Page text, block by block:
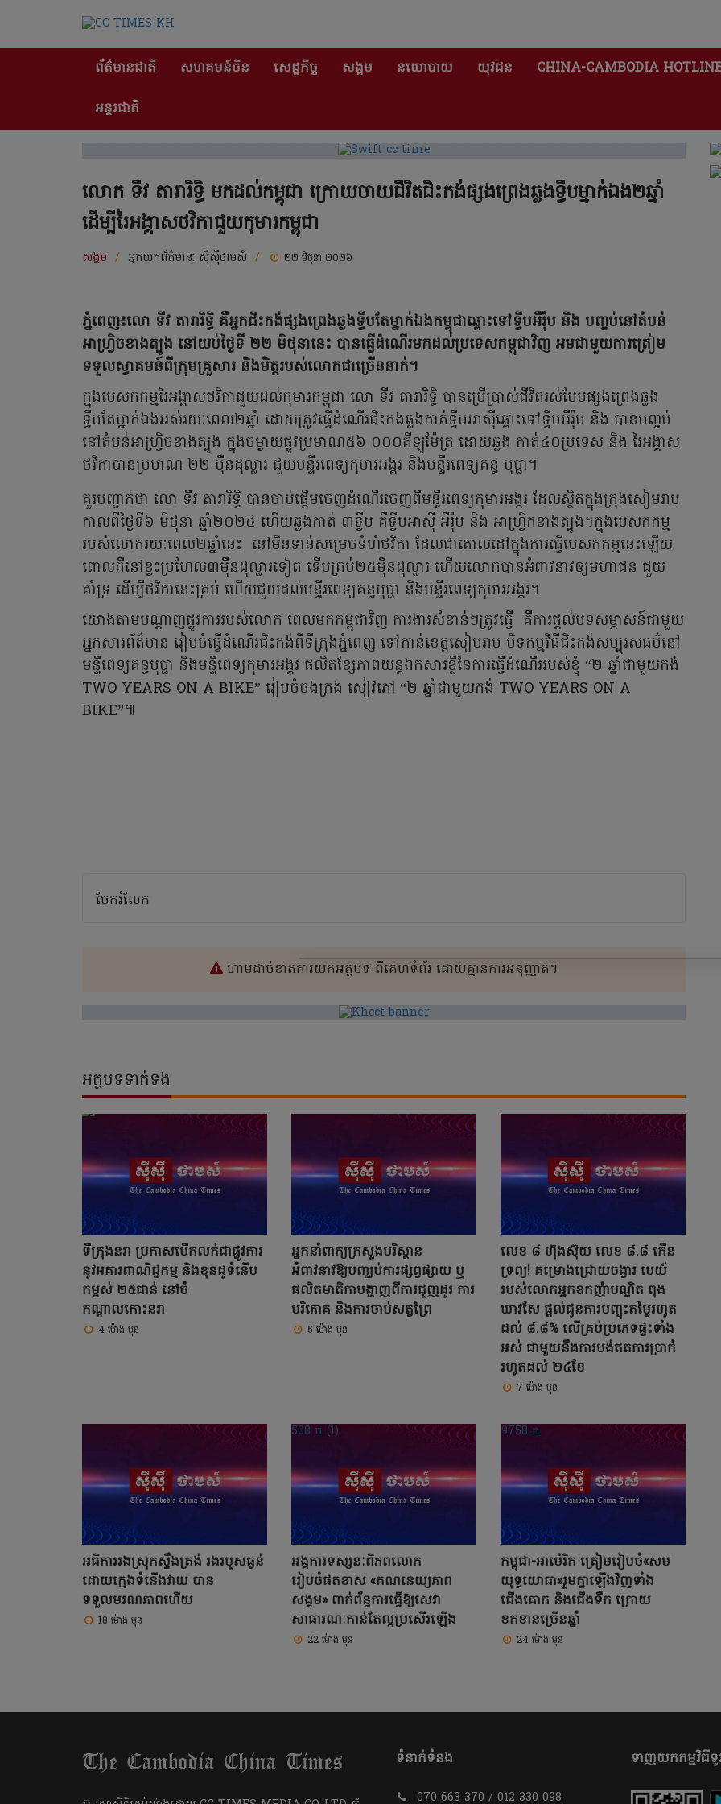
ព័ត៌មានជាតិ សហគមន៍ចិន សេដ្ឋកិច្ច សង្គម នយោបាយ យុវជន CHINA-CAMBODIA
អន្តរជាតិ
លោក ទីវ តារារិទ្ធិ មកដល់កម្ពុជា ក្រោយចាយជីវិតជិះកង់ផ្សងព្រេងឆ្លងទ្វីបម្នាក់ឯង២ឆ្នាំ
ដើម្បីរៃអង្គាសថវិកាជួយកុមារកម្ពុជា
សង្គម / អ្នកយកព័ត៌មាន: ស៊ីស៊ីថាមស៍ / ២២ មិថុនា ២០២៦
ភ្នំពេញ៖លោ ទីវ តារារិទ្ធិ គឺអ្នកជិះកង់ផ្សងព្រេងឆ្លងទ្វីបតែម្នាក់ឯងកម្ពុជាឆ្ពោះទៅទ្វីបអឺរ៉ុប និង បញ្ចប់នៅតំបន់
អាហ្រ្វិចខាងត្បូង នៅយប់ថ្ងៃទី ២២ មិថុនានេះ បានធ្វើដំណើរមកដល់ប្រទេសកម្ពុជាវិញ អមជាមួយការត្រៀម
ទទួលស្វាគមន៍ពីក្រុមគ្រួសារ និងមិត្តរបស់លោកជាច្រើននាក់។
ក្នុងបេសកកម្មរៃអង្គាសថវិកាជួយដល់កុមារកម្ពុជា លោ ទីវ តារារិទ្ធិ បានប្រើប្រាស់ជីវិតរស់បែបផ្សងព្រេងឆ្លង
ទ្វីបតែម្នាក់ឯងអស់រយៈពេល២ឆ្នាំ ដោយត្រូវធ្វើដំណើរជិះកងឆ្លងកាត់ទ្វីបអាស៊ីឆ្ពោះទៅទ្វីបអឺរ៉ុប និង បានបញ្ចប់
នៅតំបន់អាហ្រ្វិចខាងត្បូង ក្នុងចម្ងាយផ្លូវប្រមាណ៥៦ ០០០គីឡូម៉ែត្រ ដោយឆ្លង កាត់៤០ប្រទេស និង រៃអង្គាស
ថវិកាបានប្រមាណ ២២ ម៉ឺនដុល្លារ ជួយមន្ទីរពេទ្យកុមារអង្គរ និងមន្ទីរពេទ្យគន្ធ បុប្ផា។
គួរបញ្ជាក់ថា លោ ទីវ តារារិទ្ធិ បានចាប់ផ្ដើមចេញដំណើរចេញពីមន្ទីរពេទ្យកុមារអង្គរ ដែលស្ថិតក្នុងក្រុងសៀមរាប
កាលពីថ្ងៃទី៦ មិថុនា ឆ្នាំ២០២៤ ហើយឆ្លងកាត់ ៣ទ្វីប គឺទ្វីបអាស៊ី អឺរ៉ុប និង អាហ្វ្រិកខាងត្បូង។ក្នុងបេសកកម្ម
របស់លោករយៈពេល២ឆ្នាំនេះ នៅមិនទាន់សម្រេចទំហំថវិកា ដែលជាគោលដៅក្នុងការធ្វើបេសកកម្មនេះឡើយ
ពោលគឺនៅខ្វះប្រហែល៣ម៉ឺនដុល្លារទៀត ទើបគ្រប់២៥ម៉ឺនដុល្លារ ហើយលោកបានអំពាវនាវឲ្យមហាជន ជួយ
គាំទ្រ ដើម្បីថវិកានេះគ្រប់ ហើយជួយដល់មន្ទីរពេទ្យគន្ធបុប្ផា និងមន្ទីរពេទ្យកុមារអង្គរ។
យោងតាមបណ្តាញផ្លូវការរបស់លោក ពេលមកកម្ពុជាវិញ ការងារសំខាន់ៗត្រូវធ្វើ គឺការផ្តល់បទសម្ភាសន៍ជាមួយ
អ្នកសារព័ត៌មាន រៀបចំធ្វើដំណើរជិះកង់ពីទីក្រុងភ្នំពេញ ទៅកាន់ខេត្តសៀមរាប បិទកម្មវិធីជិះកង់សប្បុរសធម៌នៅ
មន្ទីពេទ្យគន្ធបុប្ផា និងមន្ទីពេទ្យកុមារអង្គរ ផលិតខ្សែភាពយន្តឯកសារខ្លីនៃការធ្វើដំណើររបស់ខ្ញុំ “២ ឆ្នាំជាមួយកង់
TWO YEARS ON A BIKE” រៀបចំចងក្រង សៀវភៅ “២ ឆ្នាំជាមួយកង់ TWO YEARS ON A
BIKE”៕
ចែករំលែក
ហាមដាច់ខាតការយកអត្ថបទ ពីគេហទំព័រ ដោយគ្មានការអនុញ្ញាត។
អត្ថបទទាក់ទង
ទីក្រុងនរា ប្រកាសបើកលក់ជាផ្លូវការ
នូវអគារពាណិជ្ជកម្ម និងខុនដូទំនើប
កម្ពស់ ២៥ជាន់ នៅចំ
កណ្តាលកោះនរា
4 ម៉ោង មុន
អ្នកនាំពាក្យក្រសួងបរិស្ថាន
អំពាវនាវឱ្យបញ្ឈប់ការផ្សព្វផ្សាយ ឬ
ផលិតមាតិកាបង្ហាញពីការជួញដូរ ការ
បរិភោគ និងការចាប់សត្វព្រៃ
5 ម៉ោង មុន
លេខ ៨ ហ៊ុងស៊ុយ លេខ ៨.៨ កើន
ទ្រព្យ! គម្រោងជ្រោយចង្វារ បេយ៍
របស់លោកអ្នកឧកញ៉ាបណ្ឌិត ពុង
ឃាវសែ ផ្តល់ជូនការបញ្ចុះតម្លៃរហូត
ដល់ ៨.៨% លើគ្រប់ប្រភេទផ្ទះទាំង
អស់ ជាមួយនឹងការបង់ឥតការប្រាក់់
រហូតដល់ ២៤ខែ
7 ម៉ោង មុន
អធិការរងស្រុកស្ទឹងត្រង់ រងរបួសធ្ងន់
ដោយក្មេងទំនើងវាយ បាន
ទទួលមរណភាពហើយ
18 ម៉ោង មុន
អង្គការទស្សនៈពិភពលោក
រៀបចំផតខាស «គណនេយ្យភាព
សង្គម» ពាក់ព័ន្ធការធ្វើឱ្យសេវា
សាធារណៈកាន់តែល្អប្រសើរឡើង
22 ម៉ោង មុន
កម្ពុជា-អាម៉េរិក ត្រៀមរៀបចំ«សម
យុទ្ធ​យោធា»រួមគ្នាឡើងវិញទាំង
ជើងគោក និងជើងទឹក ក្រោយ
ខកខានច្រើនឆ្នាំ
24 ម៉ោង មុន
ទំនាក់ទំនង
070 663 370 / 012 330 098
ទាញយកកម្មវិធីទូ